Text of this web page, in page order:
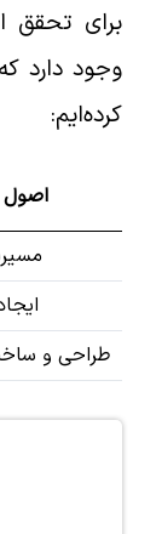
برای تحقق
وجود دارد که
کرده‌ایم:
اصول
ایجاد
طراحی و ساخت